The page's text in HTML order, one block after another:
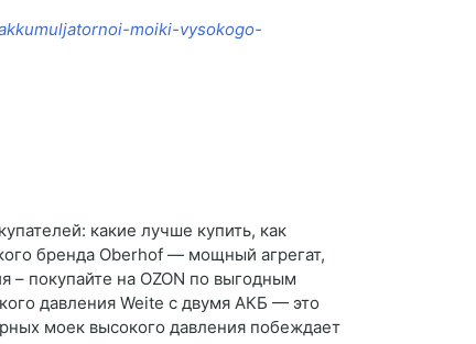
moiki-vysokogo-
какие лучше купить, как
бренда Oberhof — мощный агрегат,
покупайте на OZON по выгодным
давления Weite с двумя АКБ — это
моек высокого давления побеждает